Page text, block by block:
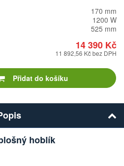
170 mm
1200 W
525 mm
14 390 Kč
11 892,56 Kč bez DPH
Přidat do košíku
hoblík